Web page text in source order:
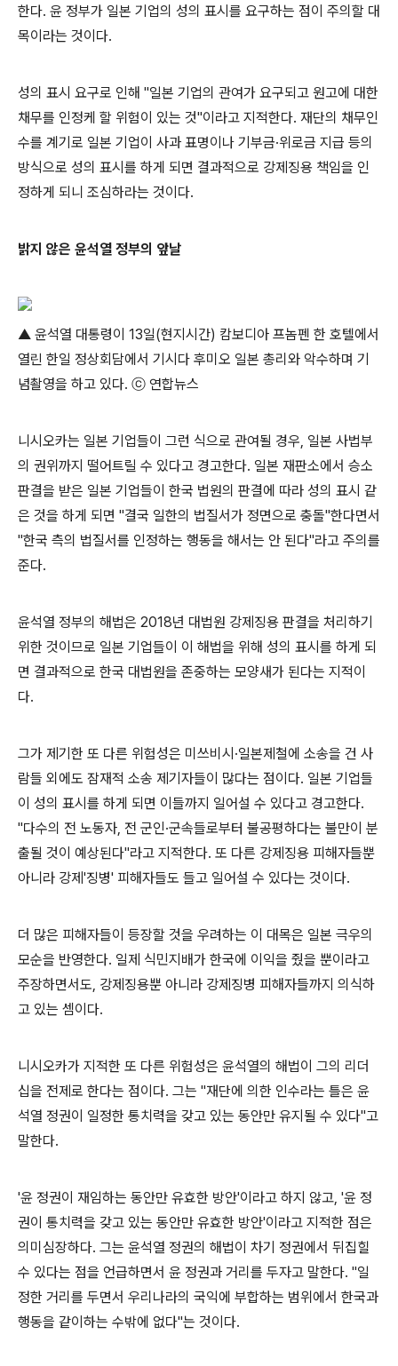
한다. 윤 정부가 일본 기업의 성의 표시를 요구하는 점이 주의할 대
목이라는 것이다.
성의 표시 요구로 인해 "일본 기업의 관여가 요구되고 원고에 대한
채무를 인정케 할 위험이 있는 것"이라고 지적한다. 재단의 채무인
수를 계기로 일본 기업이 사과 표명이나 기부금·위로금 지급 등의
방식으로 성의 표시를 하게 되면 결과적으로 강제징용 책임을 인
정하게 되니 조심하라는 것이다.
밝지 않은 윤석열 정부의 앞날
▲ 윤석열 대통령이 13일(현지시간) 캄보디아 프놈펜 한 호텔에서
열린 한일 정상회담에서 기시다 후미오 일본 총리와 악수하며 기
념촬영을 하고 있다. ⓒ 연합뉴스
니시오카는 일본 기업들이 그런 식으로 관여될 경우, 일본 사법부
의 권위까지 떨어트릴 수 있다고 경고한다. 일본 재판소에서 승소
판결을 받은 일본 기업들이 한국 법원의 판결에 따라 성의 표시 같
은 것을 하게 되면 "결국 일한의 법질서가 정면으로 충돌"한다면서
"한국 측의 법질서를 인정하는 행동을 해서는 안 된다"라고 주의를
준다.
윤석열 정부의 해법은 2018년 대법원 강제징용 판결을 처리하기
위한 것이므로 일본 기업들이 이 해법을 위해 성의 표시를 하게 되
면 결과적으로 한국 대법원을 존중하는 모양새가 된다는 지적이
다.
그가 제기한 또 다른 위험성은 미쓰비시·일본제철에 소송을 건 사
람들 외에도 잠재적 소송 제기자들이 많다는 점이다. 일본 기업들
이 성의 표시를 하게 되면 이들까지 일어설 수 있다고 경고한다.
"다수의 전 노동자, 전 군인·군속들로부터 불공평하다는 불만이 분
출될 것이 예상된다"라고 지적한다. 또 다른 강제징용 피해자들뿐
아니라 강제'징병' 피해자들도 들고 일어설 수 있다는 것이다.
더 많은 피해자들이 등장할 것을 우려하는 이 대목은 일본 극우의
모순을 반영한다. 일제 식민지배가 한국에 이익을 줬을 뿐이라고
주장하면서도, 강제징용뿐 아니라 강제징병 피해자들까지 의식하
고 있는 셈이다.
니시오카가 지적한 또 다른 위험성은 윤석열의 해법이 그의 리더
십을 전제로 한다는 점이다. 그는 "재단에 의한 인수라는 틀은 윤
석열 정권이 일정한 통치력을 갖고 있는 동안만 유지될 수 있다"고
말한다.
'윤 정권이 재임하는 동안만 유효한 방안'이라고 하지 않고, '윤 정
권이 통치력을 갖고 있는 동안만 유효한 방안'이라고 지적한 점은
의미심장하다. 그는 윤석열 정권의 해법이 차기 정권에서 뒤집힐
수 있다는 점을 언급하면서 윤 정권과 거리를 두자고 말한다. "일
정한 거리를 두면서 우리나라의 국익에 부합하는 범위에서 한국과
행동을 같이하는 수밖에 없다"는 것이다.